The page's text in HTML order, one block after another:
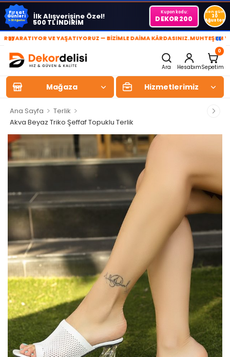
Fırsat
Günleri
1-30 Ağustos İlk Alışverişine Özel!
500 TL İNDİRİM
Kupon kodu:
DEKOR200
Son gün
30
Ağustos
» VE YAŞATIYORUZ — BİZİMLE DAİMA KÂRDASINIZ.MUHTEŞEM «
Ara Hesabım
0
Sepetim
Mağaza Hizmetlerimiz
Ana Sayfa > Terlik >
Akva Beyaz Triko Şeffaf Topuklu Terlik